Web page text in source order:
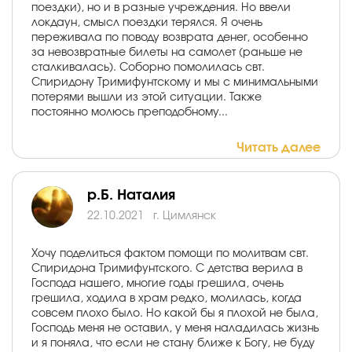
поездки), но и в разные учреждения. Но ввели
локдаун, смысл поездки терялся. Я очень
переживала по поводу возврата денег, особенно
за невозвратные билеты на самолет (раньше не
сталкивалась). Соборно помолилась свт.
Спиридону Тримифунтскому и мы с минимальными
потерями вышли из этой ситуации. Также
постоянно молюсь преподобному...
Читать далее
р.Б. Наталия
22.10.2021 г. Цимлянск
Хочу поделиться фактом помощи по молитвам свт.
Спиридона Тримифунтского. С детства верила в
Господа нашего, многие годы грешила, очень
грешила, ходила в храм редко, молилась, когда
совсем плохо было. Но какой бы я плохой не была,
Господь меня не оставил, у меня наладилась жизнь
и я поняла, что если не стану ближе к Богу, не буду